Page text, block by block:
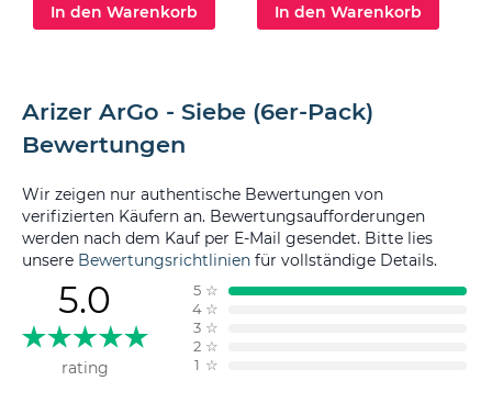
In den Warenkorb In den Warenkorb
Arizer ArGo - Siebe (6er-Pack)
Bewertungen
Wir zeigen nur authentische Bewertungen von
verifizierten Käufern an. Bewertungsaufforderungen
werden nach dem Kauf per E-Mail gesendet. Bitte lies
unsere Bewertungsrichtlinien für vollständige Details.
5.0
rating
5 ☆
4 ☆
3 ☆
2 ☆
1 ☆